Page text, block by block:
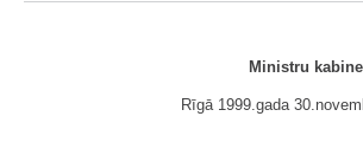
Ministru
Rīgā 1999.gada